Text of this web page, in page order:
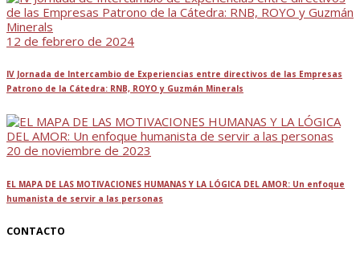
12 de febrero de 2024
IV Jornada de Intercambio de Experiencias entre directivos de las Empresas
Patrono de la Cátedra: RNB, ROYO y Guzmán Minerals
20 de noviembre de 2023
EL MAPA DE LAS MOTIVACIONES HUMANAS Y LA LÓGICA DEL AMOR: Un enfoque
humanista de servir a las personas
CONTACTO